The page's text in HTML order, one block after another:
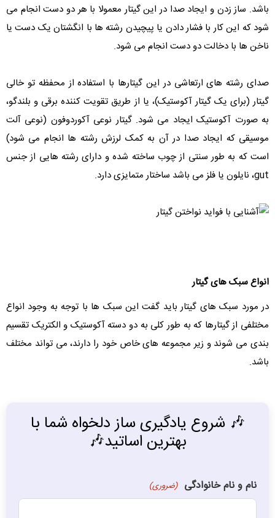
باشد. ساز زدن و ایجاد صدا در این گیتار معمولا با هر دو دست انجام می
شود که این کار با فشار دادن یا پیچیدن رشته ها با انگشتان یک دست یا
ناخن ها با دخالت دو دست انجام می شود.
صدای رشته های ارتعاشی در این گیتارها با استفاده از محفظه تو خالی
گیتار (برای یک گیتار آکوستیک)، یا از طریق تقویت کننده برقی و بلندگو،
به صورت آکوستیک ایجاد می شود. گیتار نوعی آکوردوفون (نوعی آلت
موسیقی که ایجاد صدا در آن به کمک لرزش رشته ها انجام می شود)
است که به طور سنتی از چوب ساخته شده و دارای رشته هایی از جنس
gut، نایلون یا فلز می باشد ساختار متمایزی دارد.
انواع سبک های گیتار
در مورد سبک های گیتار باید گفت این سبک ها با توجه به وجود انواع
مختلفی از گیتارها که به طور کلی به دو دسته آکوستیک و الکتریک تقسیم
بندی می شوند و زیر مجموعه های خاص خود را دارند، می تواند مختلف
باشد.
🎶 شروع یادگیری ساز دلخواه شما با
بهترین اساتید🎶
نام و نام خانوادگی (ضروری)